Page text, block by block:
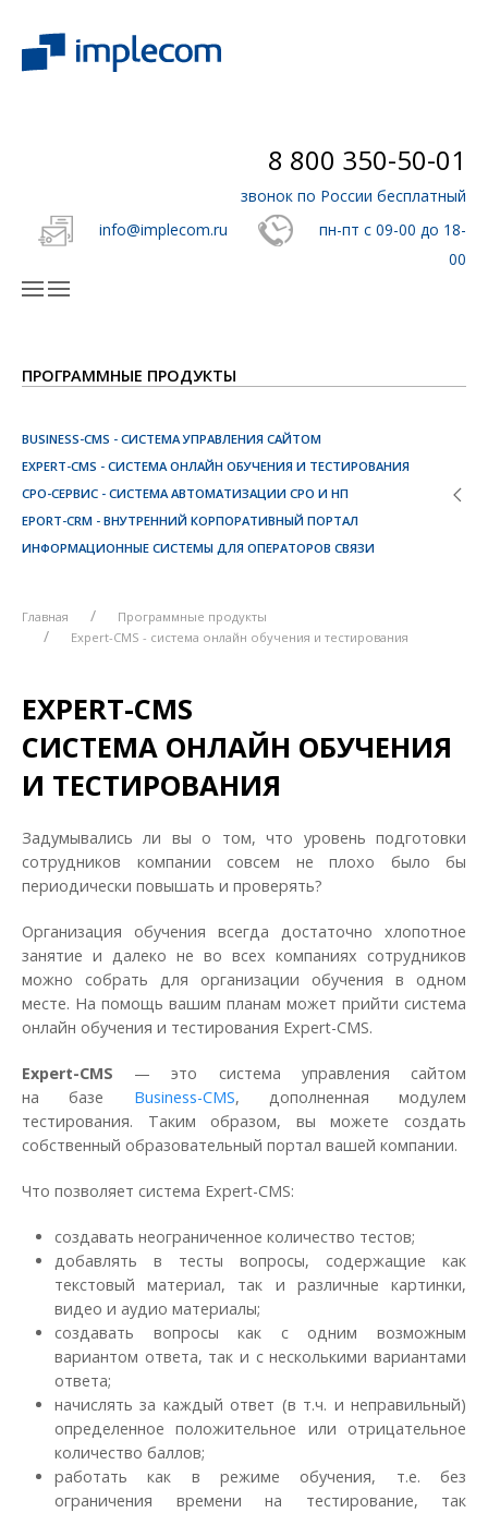
8 800 350-50-01
звонок по России бесплатный
info@implecom.ru
пн-пт с 09-00 до 18-
00
ПРОГРАММНЫЕ ПРОДУКТЫ
BUSINESS-CMS - СИСТЕМА УПРАВЛЕНИЯ САЙТОМ
EXPERT-CMS - СИСТЕМА ОНЛАЙН ОБУЧЕНИЯ И ТЕСТИРОВАНИЯ
СРО-СЕРВИС - СИСТЕМА АВТОМАТИЗАЦИИ СРО И НП
EPORT-CRM - ВНУТРЕННИЙ КОРПОРАТИВНЫЙ ПОРТАЛ
ИНФОРМАЦИОННЫЕ СИСТЕМЫ ДЛЯ ОПЕРАТОРОВ СВЯЗИ
Главная
Программные продукты
Expert-CMS - система онлайн обучения и тестирования
EXPERT-CMS
СИСТЕМА ОНЛАЙН ОБУЧЕНИЯ
И ТЕСТИРОВАНИЯ
Задумывались ли вы о том, что уровень подготовки
сотрудников компании совсем не плохо было бы
периодически повышать и проверять?
Организация обучения всегда достаточно хлопотное
занятие и далеко не во всех компаниях сотрудников
можно собрать для организации обучения в одном
месте. На помощь вашим планам может прийти система
онлайн обучения и тестирования Expert-CMS.
Expert-CMS — это система управления сайтом
на базе Business-CMS, дополненная модулем
тестирования. Таким образом, вы можете создать
собственный образовательный портал вашей компании.
Что позволяет система Expert-CMS:
создавать неограниченное количество тестов;
добавлять в тесты вопросы, содержащие как
текстовый материал, так и различные картинки,
видео и аудио материалы;
создавать вопросы как с одним возможным
вариантом ответа, так и с несколькими вариантами
ответа;
начислять за каждый ответ (в т.ч. и неправильный)
определенное положительное или отрицательное
количество баллов;
работать как в режиме обучения, т.е. без
ограничения времени на тестирование, так